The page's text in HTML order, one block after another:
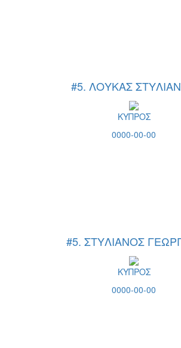
#5. ΛΟΥΚΑΣ
ΚΥΠΡΟΣ
0000-00-00
#5. ΣΤΥΛΙΑΝΟΣ
ΚΥΠΡΟΣ
0000-00-00